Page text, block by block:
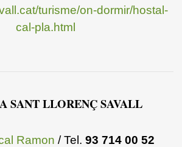
turisme/on-dormir/hostal-
cal-pla.html
SANT LLORENÇ SAVALL
Ramon / Tel. 93 714 00 52